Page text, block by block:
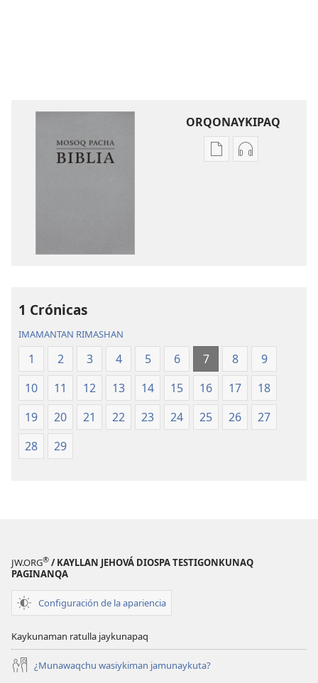
ORQONAYKIPAQ
Kaypi Kaypin
1 Crónicas
IMAMANTAN RIMASHAN
1 2 3 4 5 6 7 8
9
10
11 12 13 14 15 16 17
18
19
20 21 22 23 24 25 26
27
28
29
JW.ORG® / KAYLLAN JEHOVÁ DIOSPA TESTIGONKUNAQ
PAGINANQA
Configuración de la apariencia
Kaykunaman ratulla jaykunapaq
¿Munawaqchu wasiykiman jamunaykuta?